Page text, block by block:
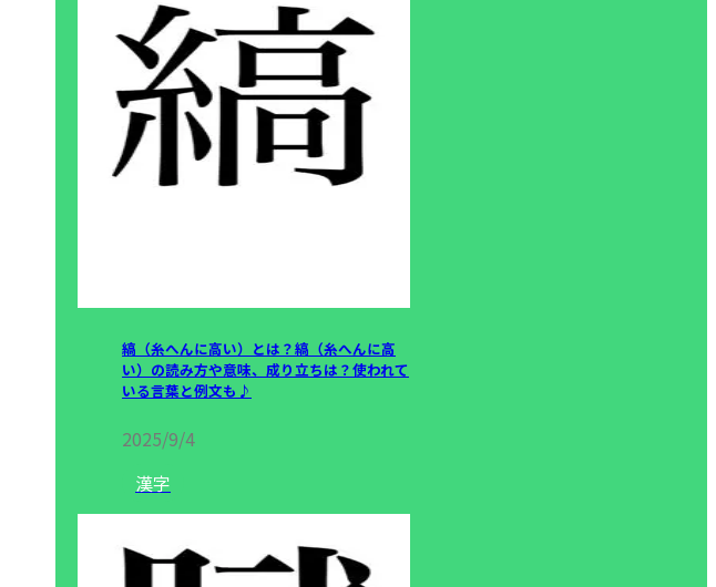
縞（糸へんに高い）とは？縞（糸へんに高
い）の読み方や意味、成り立ちは？使われて
いる言葉と例文も♪
2025/9/4
漢字